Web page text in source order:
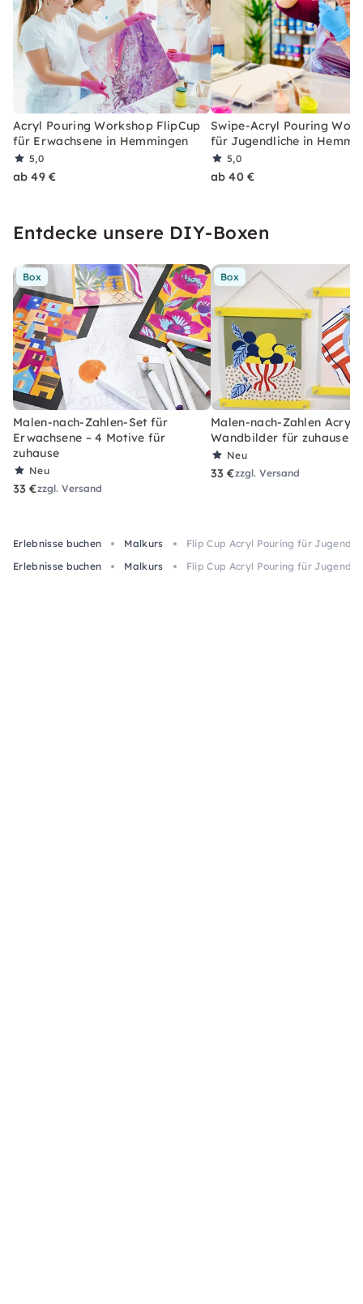
Acryl Pouring Workshop FlipCup
für Erwachsene in Hemmingen
5,0
ab 49 €
Swipe-Acryl Pouring
für Jugendliche in
5,0
ab 40 €
Entdecke unsere DIY-Boxen
Box
Malen-nach-Zahlen-Set für
Erwachsene – 4 Motive für
zuhause
Neu
33 €zzgl. Versand
Box
Malen-nach-Zahlen Acryl-
Wandbilder für zuhause
Neu
33 €zzgl. Versand
Erlebnisse buchen Malkurs
Flip Cup Acryl Pouring für
Erlebnisse buchen
Malkurs Flip Cup Acryl Pouring für